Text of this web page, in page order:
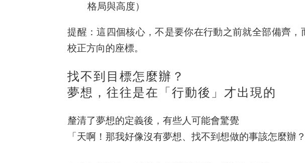
格局與高度）
提醒：這四個核心，不是要你在行動之前就全部備齊，
校正方向的座標。
找不到目標怎麼辦？
夢想，往往是在「行動後」才出現的
釐清了夢想的定義後，有些人可能會驚覺
「天啊！那我好像沒有夢想、找不到想做的事該怎麼辦？